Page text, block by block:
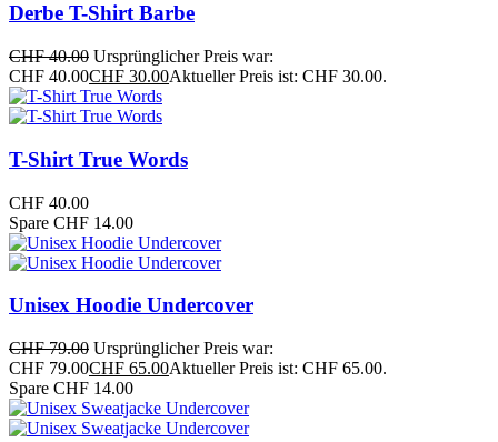
Derbe T-Shirt Barbe
CHF40.00 Ursprünglicher Preis war:
CHF 40.00CHF 30.00Aktueller Preis ist: CHF 30.00.
T-Shirt True Words
CHF 40.00
Spare CHF 14.00
Unisex Hoodie Undercover
CHF79.00 Ursprünglicher Preis war:
CHF 79.00CHF 65.00Aktueller Preis ist: CHF 65.00.
Spare CHF 14.00